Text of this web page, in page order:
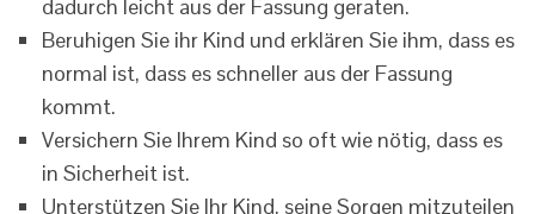
dadurch leicht aus der Fassung geraten.
Beruhigen Sie ihr Kind und erklären Sie ihm, dass es
normal ist, dass es schneller aus der Fassung
kommt.
Versichern Sie Ihrem Kind so oft wie nötig, dass es
in Sicherheit ist.
Unterstützen Sie Ihr Kind, seine Sorgen mitzuteilen